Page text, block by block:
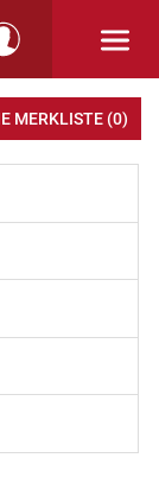
MERKLISTE (0)